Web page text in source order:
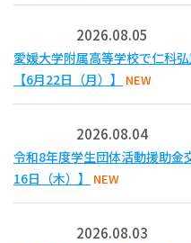
2026.08.05
愛媛大学附属高等学校で仁科
【6月22日（月）】
NEW
2026.08.04
令和8年度学生団体活動援助金
16日（木）】
NEW
2026.08.03